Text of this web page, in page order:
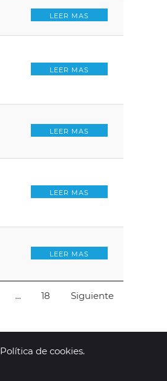
LEER MAS
LEER MAS
LEER MAS
LEER MAS
LEER MAS
… 18 Siguiente
Política de cookies.